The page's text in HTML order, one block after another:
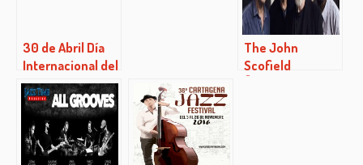
30 de Abril Día
Internacional del
Jazz
The John
Scofield